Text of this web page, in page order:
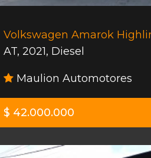
AT, 2021, Diesel
Maulion Automotores
$ 42.000.000